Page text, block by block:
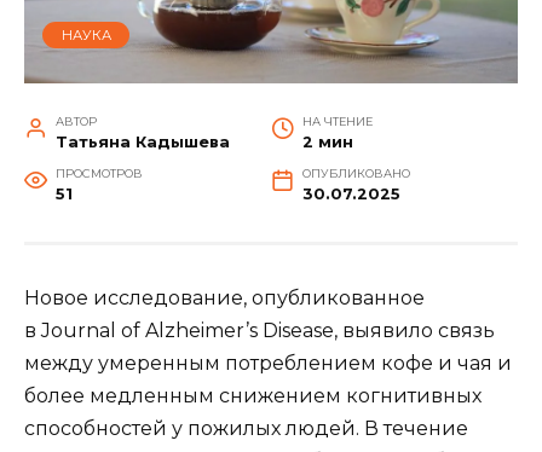
НАУКА
АВТОР
Татьяна Кадышева
НА ЧТЕНИЕ
2 мин
ПРОСМОТРОВ
51
ОПУБЛИКОВАНО
30.07.2025
Новое исследование, опубликованное
в Journal of Alzheimer’s Disease, выявило связь
между умеренным потреблением кофе и чая и
более медленным снижением когнитивных
способностей у пожилых людей. В течение